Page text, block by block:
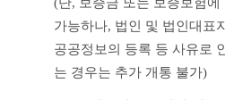
(단, 보증금 또는 보증보험
가능하나, 법인 및 법인대표
공공정보의 등록 등 사유로
는 경우는 추가 개통 불가)